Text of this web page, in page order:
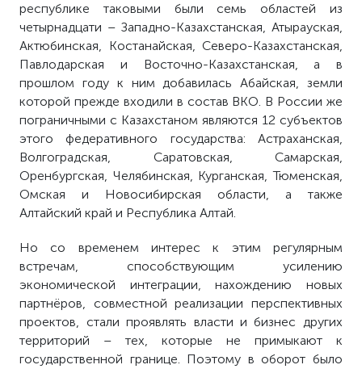
республике таковыми были семь областей из
четырнадцати – Западно-Казахстанская, Атырауская,
Актюбинская, Костанайская, Северо-Казахстанская,
Павлодарская и Восточно-Казахстанская, а в
прошлом году к ним добавилась Абайская, земли
которой прежде входили в состав ВКО. В России же
пограничными с Казахстаном являются 12 субъектов
этого федеративного государства: Астраханская,
Волгоградская, Саратовская, Самарская,
Оренбургская, Челябинская, Курганская, Тюменская,
Омская и Новосибирская области, а также
Алтайский край и Республика Алтай.
Но со временем интерес к этим регулярным
встречам, способствующим усилению
экономической интеграции, нахождению новых
партнёров, совместной реализации перспективных
проектов, стали проявлять власти и бизнес других
территорий – тех, которые не примыкают к
государственной границе. Поэтому в оборот было